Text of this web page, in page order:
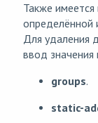
Также
определённой
Для удаления
ввод значения
groups.
static-